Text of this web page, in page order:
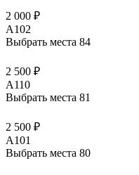
2 000 ₽
A102
Выбрать места 84
2 500 ₽
A110
Выбрать места 81
2 500 ₽
A101
Выбрать места 80